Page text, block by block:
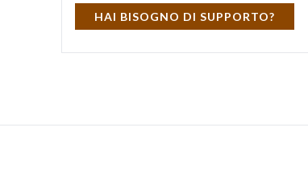
HAI BISOGNO DI SUPPORTO?